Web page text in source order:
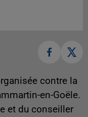
contre la
en-Goële.
et du conseiller